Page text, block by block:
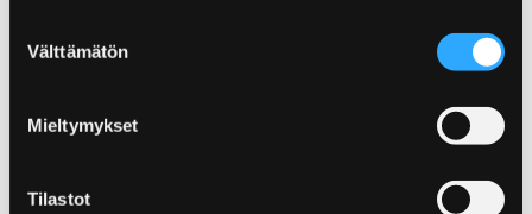
valinta
Välttämätön
Mieltymykset
Tilastot